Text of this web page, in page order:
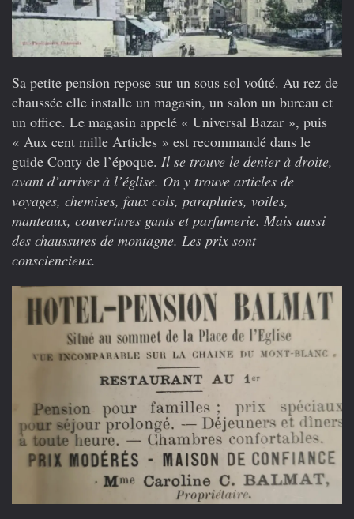
Sa petite pension repose sur un sous sol voûté. Au rez de
chaussée elle installe un magasin, un salon un bureau et
un office. Le magasin appelé « Universal Bazar », puis
« Aux cent mille Articles » est recommandé dans le
guide Conty de l’époque. Il se trouve le denier à droite,
avant d’arriver à l’église. On y trouve articles de
voyages, chemises, faux cols, parapluies, voiles,
manteaux, couvertures gants et parfumerie. Mais aussi
des chaussures de montagne. Les prix sont
consciencieux.